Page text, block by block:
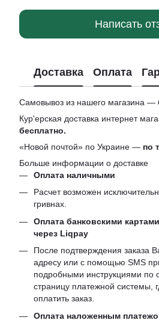
Написать
Доставка Оплата
Самовывоз из нашего магазина —
Кур'ерская доставка интернет
бесплатно.
«Новой почтой» по Украине — по
Больше информации о доставке
Оплата наличными
Расчет возможен
гривнах.
Оплата банковскими
через Liqpay
После подтверждения заказа
адресу или с помощью SMS
подробными инструкциями по
страницу платежной системы,
оплатить заказ.
Оплата наложенным